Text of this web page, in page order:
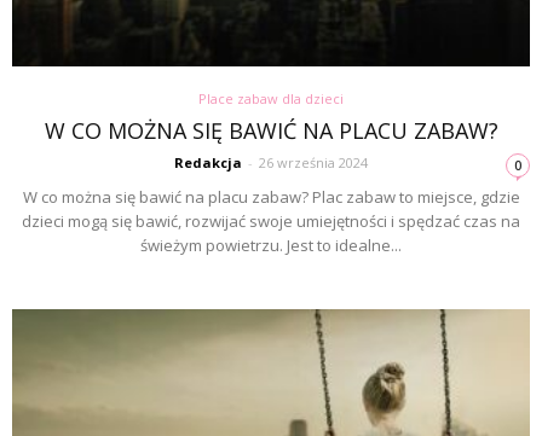
Place zabaw dla dzieci
W CO MOŻNA SIĘ BAWIĆ NA PLACU ZABAW?
Redakcja - 26 września 2024 0
W co można się bawić na placu zabaw? Plac zabaw to miejsce, gdzie
dzieci mogą się bawić, rozwijać swoje umiejętności i spędzać czas na
świeżym powietrzu. Jest to idealne...